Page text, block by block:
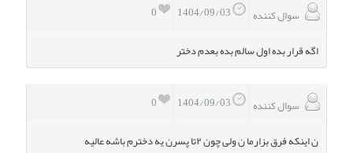
0
سوال کننده
اگه قرار بده اول سالم بده بعدم دختر
0
سوال کننده
ن اینکه فرق بزارما ن ولی چون ۲تا پسرن یه دخترم باشه عالیه